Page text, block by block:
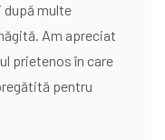
după multe
Am apreciat
prietenos în care
pentru